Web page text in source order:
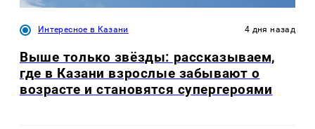
Интересное в Казани 4 дня назад
Выше только звёзды: рассказываем,
где в Казани взрослые забывают о
возрасте и становятся супергероями